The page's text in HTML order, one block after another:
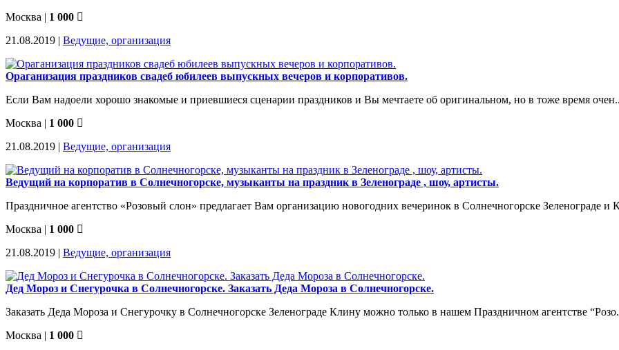
Москва | 1 000
21.08.2019 | Ведущие, организация
Ораганизация праздников свадеб юбилеев выпускных вечеров и корпоративов.
Если Вам надоели хорошо знакомые и приевшиеся сценарии праздников и Вы мечтаете об оригинальном, но в тоже время
Москва | 1 000
21.08.2019 | Ведущие, организация
Ведущий на корпоратив в Солнечногорске, музыканты на праздник в Зеленограде , шоу, артисты.
Праздничное агентство «Розовый слон» предлагает Вам организацию новогодних вечеринок в Солнечногорске Зеленограде и
Москва | 1 000
21.08.2019 | Ведущие, организация
Дед Мороз и Снегурочка в Солнечногорске. Заказать Деда Мороза в Солнечногорске.
Заказать Деда Мороза и Снегурочку в Солнечногорске Зеленограде Клину можно только в нашем Праздничном агентстве
Москва | 1 000